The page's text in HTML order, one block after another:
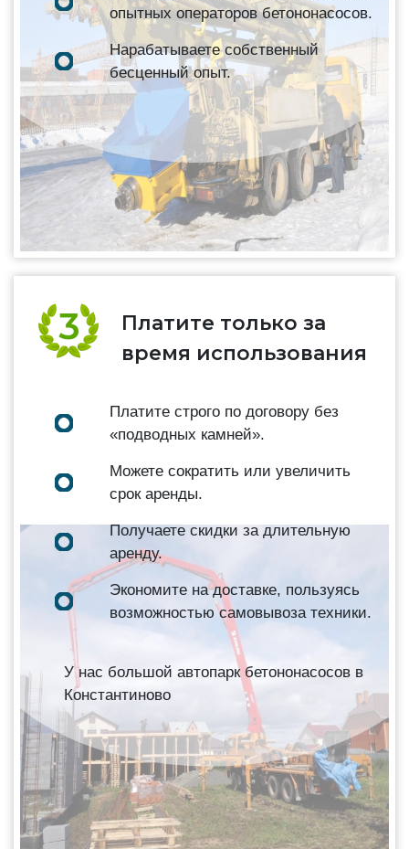
опытных операторов бетононасосов.
Нарабатываете собственный
бесценный опыт.
Платите только за
время использования
Платите строго по договору без
«подводных камней».
Можете сократить или увеличить
срок аренды.
Получаете скидки за длительную
аренду.
Экономите на доставке, пользуясь
возможностью самовывоза техники.
У нас большой автопарк бетононасосов в
Константиново